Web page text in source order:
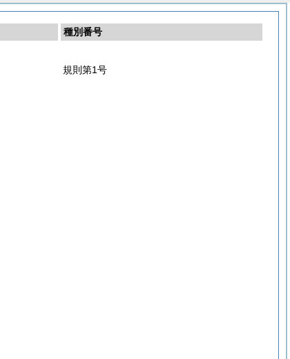
種別番号
規則第1号